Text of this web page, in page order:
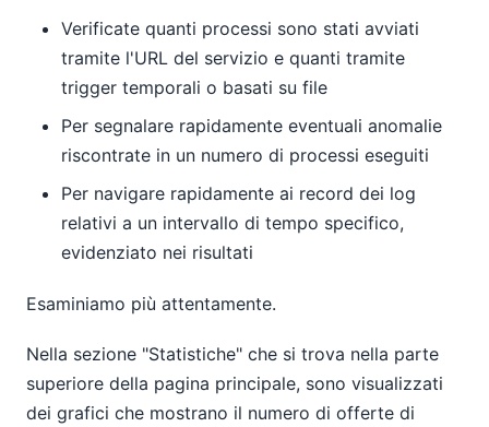
Verificate quanti processi sono stati avviati
tramite l'URL del servizio e quanti tramite
trigger temporali o basati su file
Per segnalare rapidamente eventuali anomalie
riscontrate in un numero di processi eseguiti
Per navigare rapidamente ai record dei log
relativi a un intervallo di tempo specifico,
evidenziato nei risultati
Esaminiamo più attentamente.
Nella sezione "Statistiche" che si trova nella parte
superiore della pagina principale, sono visualizzati
dei grafici che mostrano il numero di offerte di